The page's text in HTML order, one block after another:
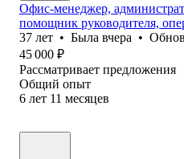
Офис-менеджер,
помощник руководителя,
37 лет • Была вчера •
45 000 ₽
Рассматривает предложения
Общий опыт
6 лет 11 месяцев